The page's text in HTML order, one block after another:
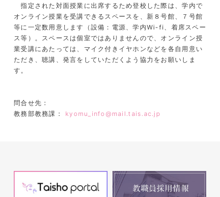
指定された対面授業に出席するため登校した際は、学内で
オンライン授業を受講できるスペースを、新８号館、７号館
等に一定数用意します（設備：電源、学内Wi-fi、着席スペー
ス等）。スペースは個室ではありませんので、オンライン授
業受講にあたっては、マイク付きイヤホンなどを各自用意い
ただき、聴講、発言をしていただくよう協力をお願いしま
す。
問合せ先：
教務部教務課： kyomu_info@mail.tais.ac.jp